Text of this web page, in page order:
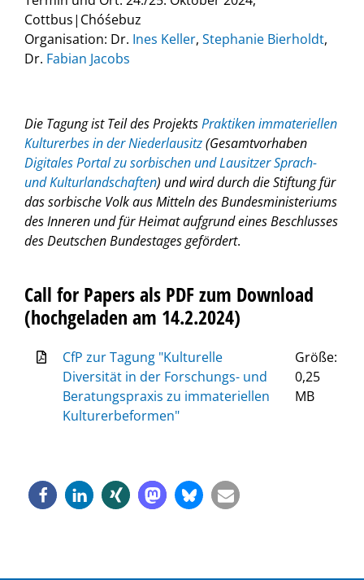
Cottbus|Chóśebuz
Organisation: Dr. Ines Keller, Stephanie Bierholdt,
Dr. Fabian Jacobs
Die Tagung ist Teil des ProjektsPraktiken immateriellen
Kulturerbes in der Niederlausitz(Gesamtvorhaben
Digitales Portal zu sorbischen und Lausitzer Sprach-
und Kulturlandschaften) und wird durch die Stiftung für
das sorbische Volk aus Mitteln des Bundesministeriums
des Inneren und für Heimat aufgrund eines Beschlusses
des Deutschen Bundestages gefördert.
Call for Papers als PDF zum Download
(hochgeladen am 14.2.2024)
CfP zur Tagung "Kulturelle
Diversität in der Forschungs- und
Beratungspraxis zu immateriellen
Kulturerbeformen"
Größe:
0,25
MB